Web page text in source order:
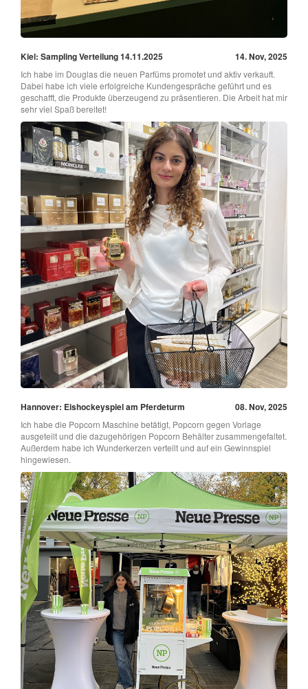
Kiel: Sampling Verteilung 14.11.2025 14. Nov, 2025
Ich habe im Douglas die neuen Parfüms promotet und aktiv verkauft.
Dabei habe ich viele erfolgreiche Kundengespräche geführt und es
geschafft, die Produkte überzeugend zu präsentieren. Die Arbeit hat mir
sehr viel Spaß bereitet!
Hannover: Eishockeyspiel am Pferdeturm 08. Nov, 2025
Ich habe die Popcorn Maschine betätigt, Popcorn gegen Vorlage
ausgeteilt und die dazugehörigen Popcorn Behälter zusammengefaltet.
Außerdem habe ich Wunderkerzen verteilt und auf ein Gewinnspiel
hingewiesen.